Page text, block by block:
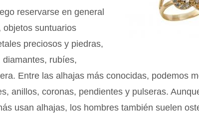
reservarse en general
objetos suntuarios
preciosos y piedras,
rubíes,
Entre las alhajas más conocidas, podemos
anillos, coronas, pendientes y pulseras.
usan alhajas, los hombres también suelen